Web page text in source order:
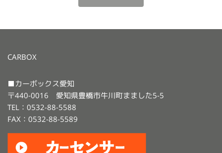
CARBOX
■カーボックス愛知
〒440-0016 愛知県豊橋市牛川町まました5-5
TEL：0532-88-5588
FAX：0532-88-5589